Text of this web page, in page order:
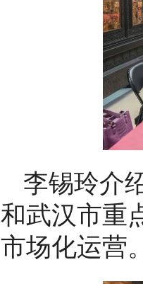
李锡玲介
和武汉市重
市场化运营